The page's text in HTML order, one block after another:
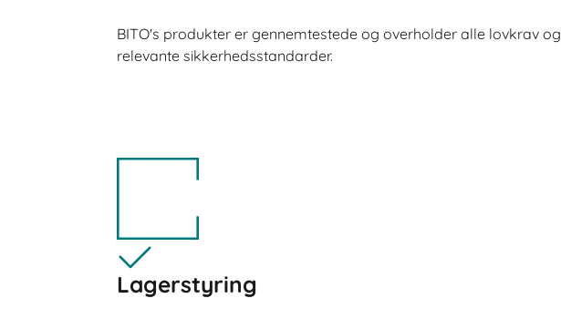
BITO's produkter er gennemtestede og overholder alle lovkrav og
relevante sikkerhedsstandarder.
Lagerstyring